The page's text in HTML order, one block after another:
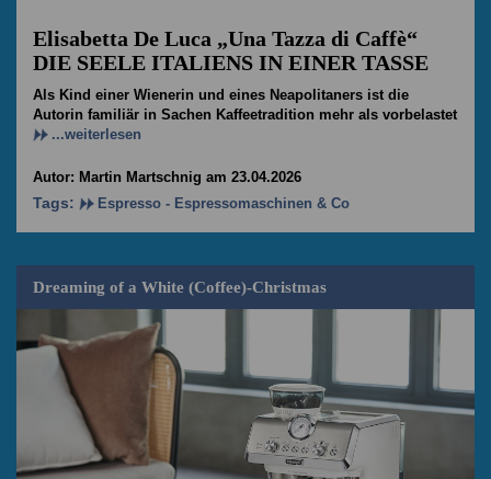
Elisabetta De Luca „Una Tazza di Caffè“
DIE SEELE ITALIENS IN EINER TASSE
Als Kind einer Wienerin und eines Neapolitaners ist die
Autorin familiär in Sachen Kaffeetradition mehr als vorbelastet
...weiterlesen
Autor: Martin Martschnig am 23.04.2026
Tags: Espresso - Espressomaschinen & Co
Dreaming of a White (Coffee)-Christmas